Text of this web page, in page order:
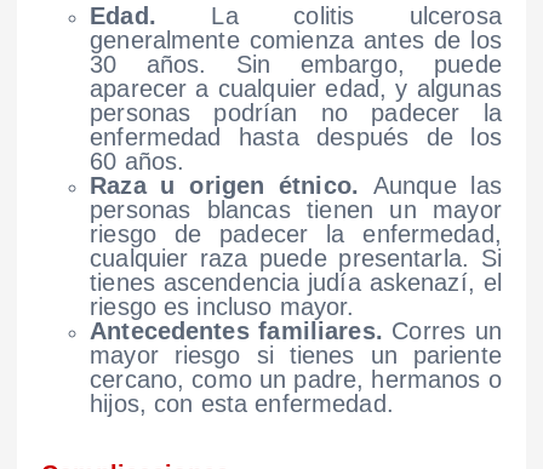
Edad. La colitis ulcerosa
generalmente comienza antes de los
30 años. Sin embargo, puede
aparecer a cualquier edad, y algunas
personas podrían no padecer la
enfermedad hasta después de los
60 años.
Raza u origen étnico. Aunque las
personas blancas tienen un mayor
riesgo de padecer la enfermedad,
cualquier raza puede presentarla. Si
tienes ascendencia judía askenazí, el
riesgo es incluso mayor.
Antecedentes familiares. Corres un
mayor riesgo si tienes un pariente
cercano, como un padre, hermanos o
hijos, con esta enfermedad.